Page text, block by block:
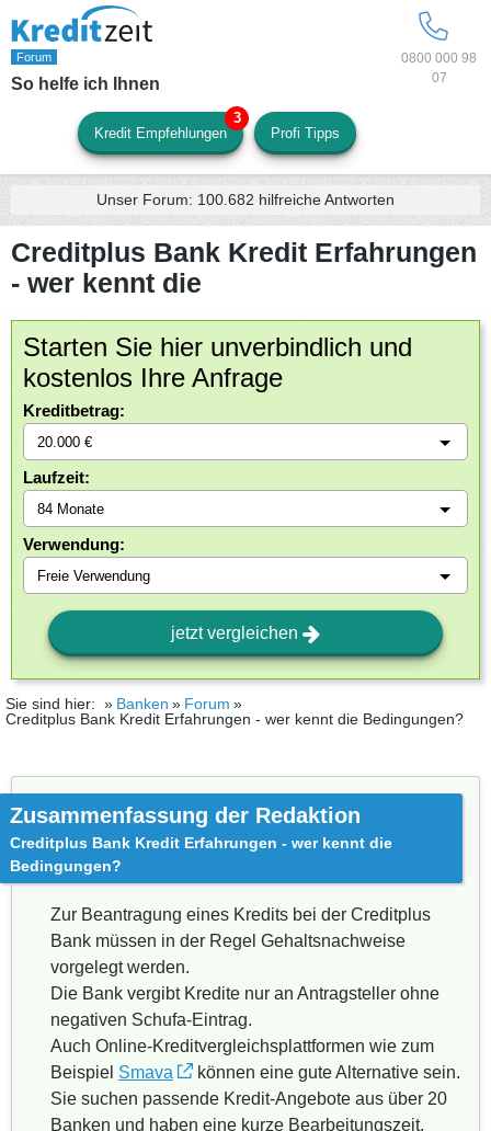
0800 000 98
07
So helfe ich Ihnen
Kredit Empfehlungen Profi Tipps
Unser Forum: 100.682 hilfreiche Antworten
Creditplus Bank Kredit Erfahrungen
- wer kennt die
Starten Sie hier unverbindlich und
kostenlos Ihre Anfrage
Kreditbetrag:
Laufzeit:
Verwendung:
jetzt vergleichen
Sie sind hier: Banken
Forum
Creditplus Bank Kredit Erfahrungen - wer kennt die Bedingungen?
Zusammenfassung der Redaktion
Creditplus Bank Kredit Erfahrungen - wer kennt die
Bedingungen?
Zur Beantragung eines Kredits bei der Creditplus
Bank müssen in der Regel Gehaltsnachweise
vorgelegt werden.
Die Bank vergibt Kredite nur an Antragsteller ohne
negativen Schufa-Eintrag.
Auch Online-Kreditvergleichsplattformen wie zum
Beispiel Smava
können eine gute Alternative sein.
Sie suchen passende Kredit-Angebote aus über 20
Banken und haben eine kurze Bearbeitungszeit.